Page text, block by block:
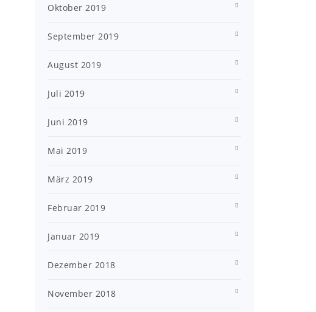
Oktober 2019
September 2019
August 2019
Juli 2019
Juni 2019
Mai 2019
März 2019
Februar 2019
Januar 2019
Dezember 2018
November 2018